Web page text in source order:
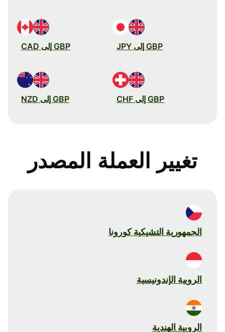
GBP إلى JPY GBP إلى CAD
GBP إلى CHF GBP إلى NZD
تغيير العملة المصدر
الجمهورية التشيكية كورونا
الروبية الإندونيسية
الروبية الهندية